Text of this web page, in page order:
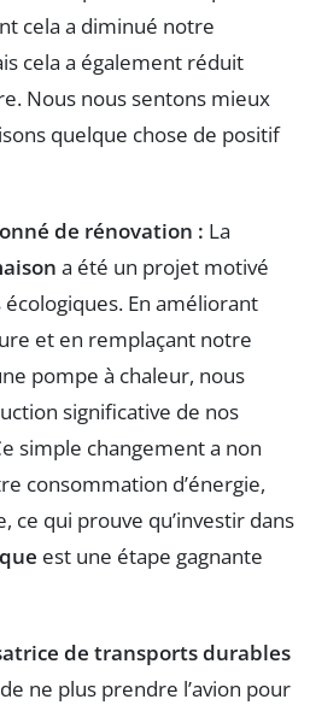
cela a diminué notre
cela a également réduit
Nous nous sentons mieux
quelque chose de positif
de rénovation : La
a été un projet motivé
En améliorant
et en remplaçant notre
pompe à chaleur, nous
significative de nos
simple changement a non
consommation d’énergie,
ce qui prouve qu’investir dans
est une étape gagnante
de transports durables
ne plus prendre l’avion pour